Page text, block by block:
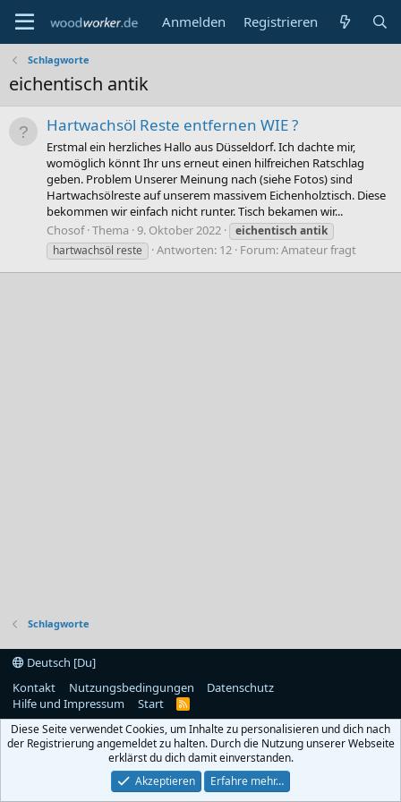
Anmelden Registrieren
Schlagworte
eichentisch antik
Hartwachsöl Reste entfernen WIE ?
Erstmal ein herzliches Hallo aus Düsseldorf. Ich dachte mir,
womöglich könnt Ihr uns erneut einen hilfreichen Ratschlag
geben. Problem Unserer Meinung nach (siehe Fotos) sind
Hartwachsölreste auf unserem massivem Eichenholztisch. Diese
bekommen wir einfach nicht runter. Tisch bekamen wir...
Chosof Thema 9. Oktober 2022 eichentisch antik
hartwachsöl reste
Antworten: 12 Forum:Amateur fragt
Schlagworte
Deutsch [Du]
Kontakt
Nutzungsbedingungen
Datenschutz
Hilfe und Impressum
Start
R
S
Diese Seite verwendet Cookies, um Inhalte zu personalisieren und dich nach
der Registrierung angemeldet zu halten. Durch die Nutzung unserer Webseite
erklärst du dich damit einverstanden.
Akzeptieren
Erfahre mehr…